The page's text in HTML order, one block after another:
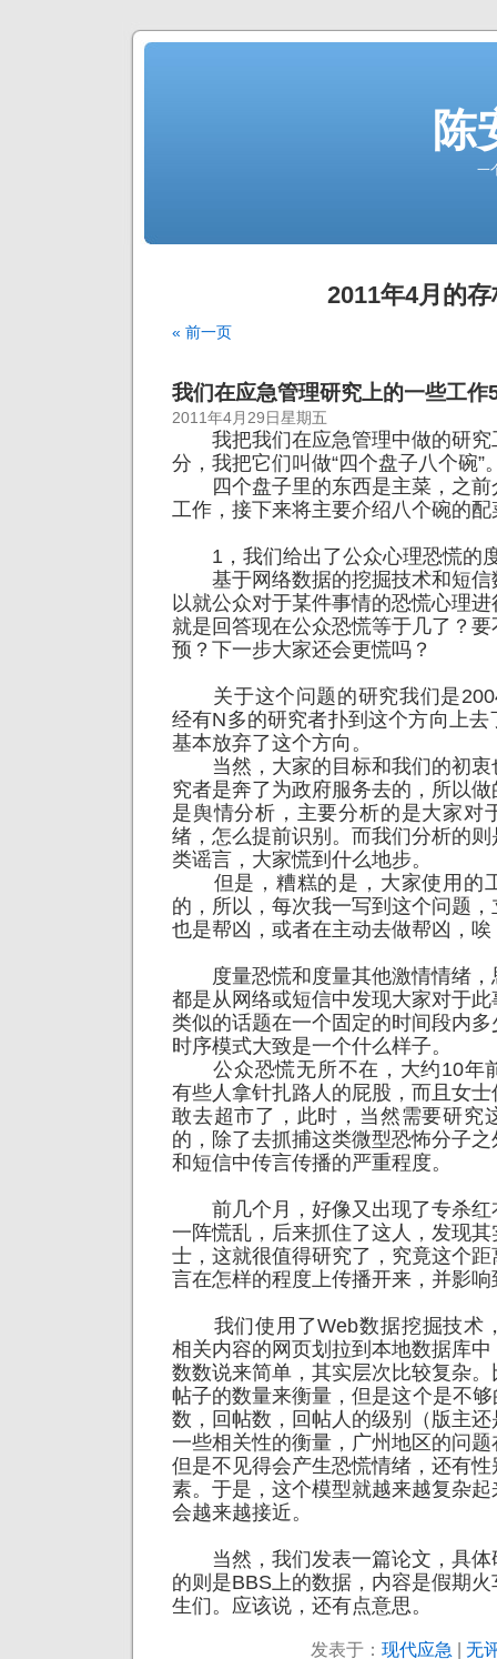
陈
一
2011年4月的存
« 前一页
我们在应急管理研究上的一些工作
2011年4月29日星期五
我把我们在应急管理中做的研究
分，我把它们叫做“四个盘子八个碗”
四个盘子里的东西是主菜，之前
工作，接下来将主要介绍八个碗的配
1，我们给出了公众心理恐慌的
基于网络数据的挖掘技术和短信
以就公众对于某件事情的恐慌心理
就是回答现在公众恐慌等于几了？
预？下一步大家还会更慌吗？
关于这个问题的研究我们是
经有N多的研究者扑到这个方向上
基本放弃了这个方向。
当然，大家的目标和我们的初衷
究者是奔了为政府服务去的，所以
是舆情分析，主要分析的是大家对
绪，怎么提前识别。而我们分析的
类谣言，大家慌到什么地步。
但是，糟糕的是，大家使用的
的，所以，每次我一写到这个问题
也是帮凶，或者在主动去做帮凶，
度量恐慌和度量其他激情情绪，
都是从网络或短信中发现大家对于
类似的话题在一个固定的时间段内
时序模式大致是一个什么样子。
公众恐慌无所不在，大约10年
有些人拿针扎路人的屁股，而且女
敢去超市了，此时，当然需要研究
的，除了去抓捕这类微型恐怖分子
和短信中传言传播的严重程度。
前几个月，好像又出现了专杀红
一阵慌乱，后来抓住了这人，发现
士，这就很值得研究了，究竟这个
言在怎样的程度上传播开来，并影
我们使用了Web数据挖掘技术
相关内容的网页划拉到本地数据库
数数说来简单，其实层次比较复杂
帖子的数量来衡量，但是这个是不
数，回帖数，回帖人的级别（版主
一些相关性的衡量，广州地区的问
但是不见得会产生恐慌情绪，还有
素。于是，这个模型就越来越复杂
会越来越接近。
当然，我们发表一篇论文，具体
的则是BBS上的数据，内容是假期
生们。应该说，还有点意思。
发表于： 现代应急 无